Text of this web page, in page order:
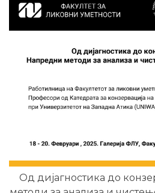
Од дијагностика до